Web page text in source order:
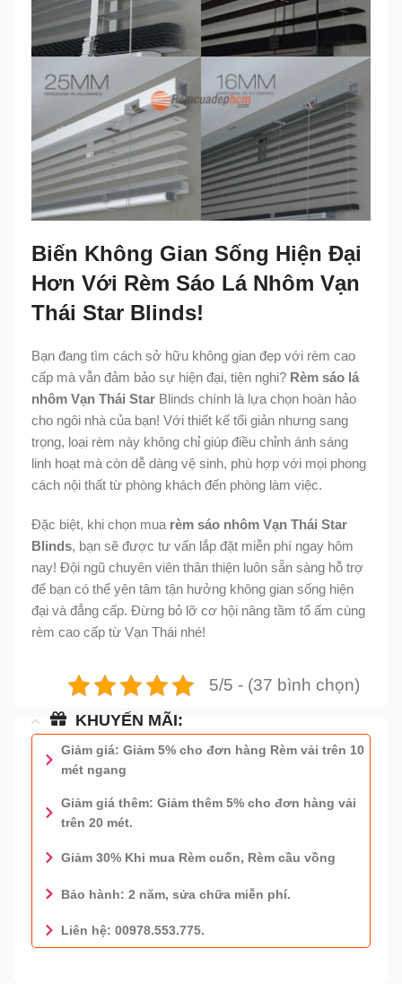
Biến Không Gian Sống Hiện Đại
Hơn Với Rèm Sáo Lá Nhôm Vạn
Thái Star Blinds!
Bạn đang tìm cách sở hữu không gian đẹp với rèm cao
cấp mà vẫn đảm bảo sự hiện đại, tiện nghi? Rèm sáo lá
nhôm Vạn Thái Star Blinds chính là lựa chọn hoàn hảo
cho ngôi nhà của bạn! Với thiết kế tối giản nhưng sang
trọng, loại rèm này không chỉ giúp điều chỉnh ánh sáng
linh hoạt mà còn dễ dàng vệ sinh, phù hợp với mọi phong
cách nội thất từ phòng khách đến phòng làm việc.
Đặc biệt, khi chọn mua rèm sáo nhôm Vạn Thái Star
Blinds, bạn sẽ được tư vấn lắp đặt miễn phí ngay hôm
nay! Đội ngũ chuyên viên thân thiện luôn sẵn sàng hỗ trợ
để bạn có thể yên tâm tận hưởng không gian sống hiện
đại và đẳng cấp. Đừng bỏ lỡ cơ hội nâng tầm tổ ấm cùng
rèm cao cấp từ Vạn Thái nhé!
5/5 - (37 bình chọn)
KHUYẾN MÃI:
Giảm giá: Giảm 5% cho đơn hàng Rèm vải trên 10
mét ngang
Giảm giá thêm: Giảm thêm 5% cho đơn hàng vải
trên 20 mét.
Giảm 30% Khi mua Rèm cuốn, Rèm cầu vồng
Bảo hành: 2 năm, sửa chữa miễn phí.
Liên hệ: 00978.553.775.
0978.553.775 - TƯ VẤN MIỄN PHÍ